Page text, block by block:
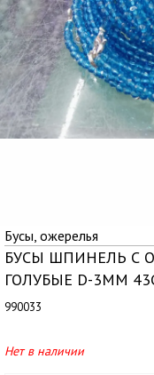
Бусы, ожерелья
БУСЫ ШПИНЕЛЬ С
ГОЛУБЫЕ D-3ММ
990033
Нет в наличии